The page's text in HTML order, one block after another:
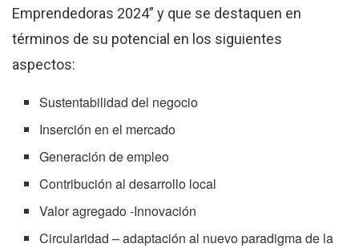
Emprendedoras 2024” y que se destaquen en
términos de su potencial en los siguientes
aspectos:
Sustentabilidad del negocio
Inserción en el mercado
Generación de empleo
Contribución al desarrollo local
Valor agregado -Innovación
Circularidad – adaptación al nuevo paradigma de la